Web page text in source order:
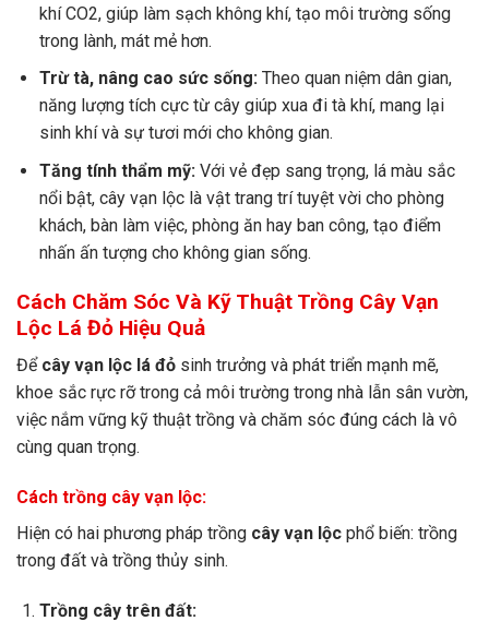
khí CO2, giúp làm sạch không khí, tạo môi trường sống
trong lành, mát mẻ hơn.
Trừ tà, nâng cao sức sống:Theo quan niệm dân gian,
năng lượng tích cực từ cây giúp xua đi tà khí, mang lại
sinh khí và sự tươi mới cho không gian.
Tăng tính thẩm mỹ:Với vẻ đẹp sang trọng, lá màu sắc
nổi bật, cây vạn lộc là vật trang trí tuyệt vời cho phòng
khách, bàn làm việc, phòng ăn hay ban công, tạo điểm
nhấn ấn tượng cho không gian sống.
Cách Chăm Sóc Và Kỹ Thuật Trồng Cây Vạn
Lộc Lá Đỏ Hiệu Quả
Để cây vạn lộc lá đỏ sinh trưởng và phát triển mạnh mẽ,
khoe sắc rực rỡ trong cả môi trường trong nhà lẫn sân vườn,
việc nắm vững kỹ thuật trồng và chăm sóc đúng cách là vô
cùng quan trọng.
Cách trồng cây vạn lộc:
Hiện có hai phương pháp trồng cây vạn lộc phổ biến: trồng
trong đất và trồng thủy sinh.
Trồng cây trên đất: